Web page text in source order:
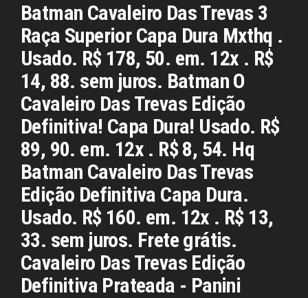
Batman Cavaleiro Das Trevas 3
Raça Superior Capa Dura Mxthq .
Usado. R$ 178, 50. em. 12x . R$
14, 88. sem juros. Batman O
Cavaleiro Das Trevas Edição
Definitiva! Capa Dura! Usado. R$
89, 90. em. 12x . R$ 8, 54. Hq
Batman Cavaleiro Das Trevas
Edição Definitiva Capa Dura.
Usado. R$ 160. em. 12x . R$ 13,
33. sem juros. Frete grátis.
Cavaleiro Das Trevas Edição
Definitiva Prateada - Panini